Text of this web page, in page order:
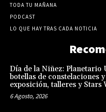
TODA TU MAÑANA
PODCAST
LO QUE HAY TRAS CADA NOTICIA
Día de la Niñez: Planetario
botellas de constelaciones
exposición, talleres y Stars
6 Agosto, 2026